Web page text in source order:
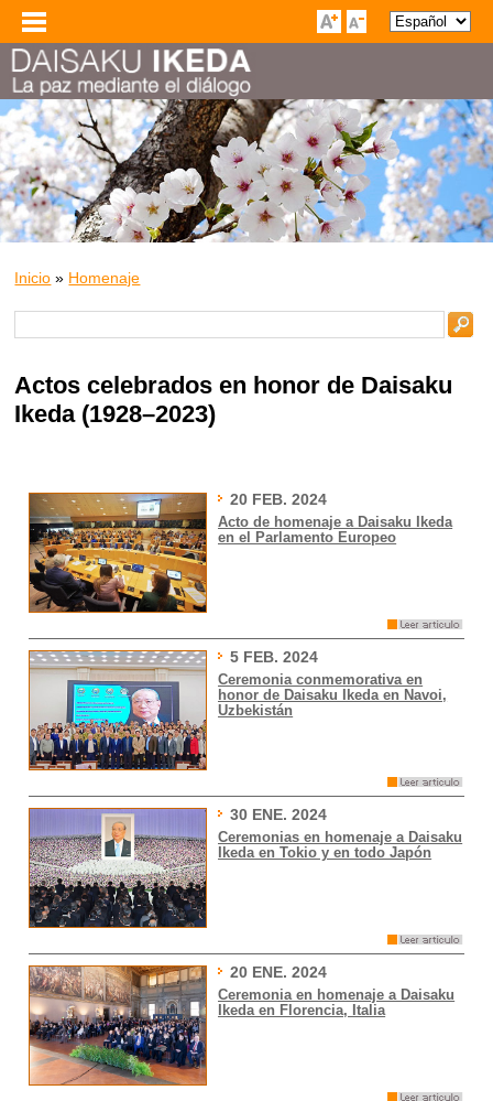
Inicio » Homenaje
Actos celebrados en honor de Daisaku
Ikeda (1928–2023)
20 FEB. 2024
Acto de homenaje a Daisaku Ikeda
en el Parlamento Europeo
5 FEB. 2024
Ceremonia conmemorativa en
honor de Daisaku Ikeda en Navoi,
Uzbekistán
30 ENE. 2024
Ceremonias en homenaje a Daisaku
Ikeda en Tokio y en todo Japón
20 ENE. 2024
Ceremonia en homenaje a Daisaku
Ikeda en Florencia, Italia